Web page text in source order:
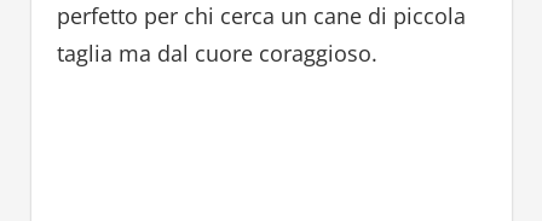
perfetto per chi cerca un cane di piccola
taglia ma dal cuore coraggioso.